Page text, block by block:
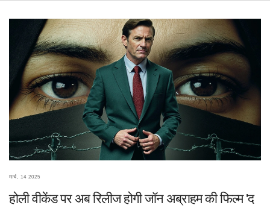
मार्च, 14 2025
होली वीकेंड पर अब रिलीज होगी जॉन अब्राहम की फिल्म 'द